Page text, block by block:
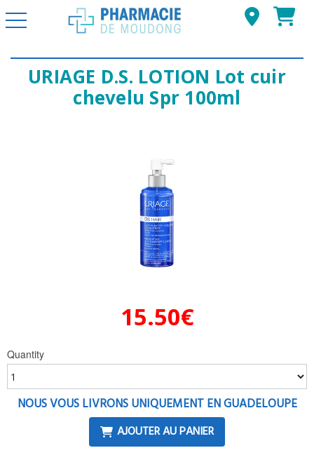
Basculer la navigation
URIAGE D.S. LOTION Lot cuir
chevelu Spr 100ml
15.50€
Quantity
NOUS VOUS LIVRONS UNIQUEMENT EN GUADELOUPE
AJOUTER AU PANIER